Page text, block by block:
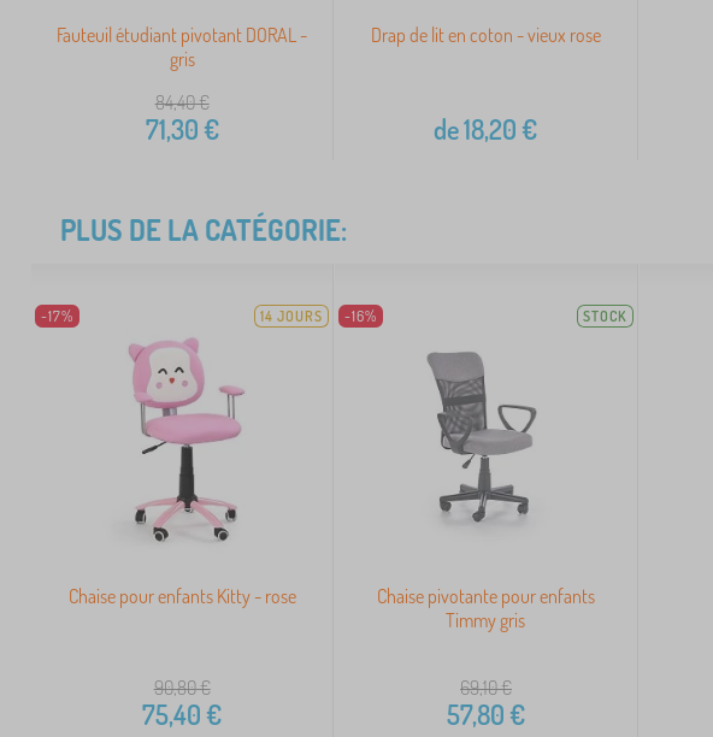
Fauteuil étudiant pivotant DORAL -
gris
84,40€
71,30€
Drap de lit en coton - vieux rose
de18,20€
PLUS DE LA CATÉGORIE:
-17% 14 JOURS
Chaise pour enfants Kitty - rose
90,80€
75,40€
-16% STOCK
Chaise pivotante pour enfants
Timmy gris
69,10€
57,80€